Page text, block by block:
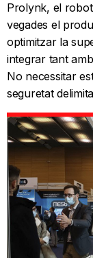
Prolynk, el
vegades el
optimitzar la
integrar tant
No necessitar
seguretat